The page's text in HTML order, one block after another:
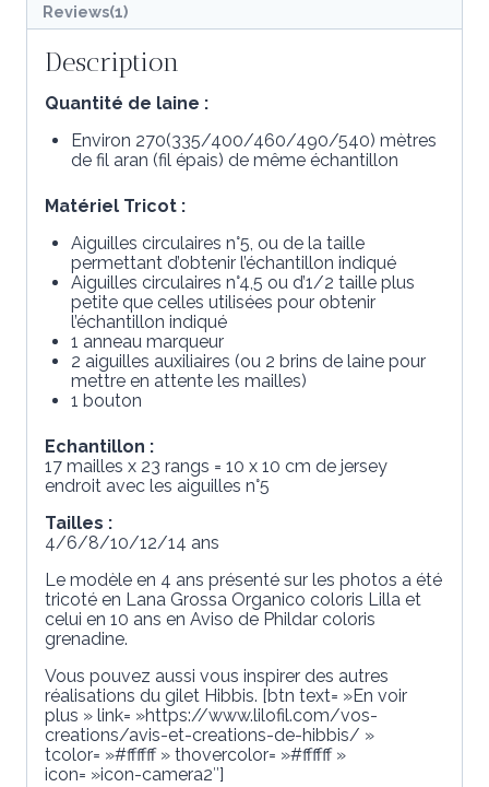
Reviews(1)
Description
Quantité de laine :
Environ 270(335/400/460/490/540) mètres
de fil aran (fil épais) de même échantillon
Matériel Tricot :
Aiguilles circulaires n°5, ou de la taille
permettant d’obtenir l’échantillon indiqué
Aiguilles circulaires n°4,5 ou d’1/2 taille plus
petite que celles utilisées pour obtenir
l’échantillon indiqué
1 anneau marqueur
2 aiguilles auxiliaires (ou 2 brins de laine pour
mettre en attente les mailles)
1 bouton
Echantillon :
17 mailles x 23 rangs = 10 x 10 cm de jersey
endroit avec les aiguilles n°5
Tailles :
4/6/8/10/12/14 ans
Le modèle en 4 ans présenté sur les photos a été
tricoté en Lana Grossa Organico coloris Lilla et
celui en 10 ans en Aviso de Phildar coloris
grenadine.
Vous pouvez aussi vous inspirer des autres
réalisations du gilet Hibbis. [btn text= »En voir
plus » link= »https://www.lilofil.com/vos-
creations/avis-et-creations-de-hibbis/ »
tcolor= »#ffffff » thovercolor= »#ffffff »
icon= »icon-camera2″]